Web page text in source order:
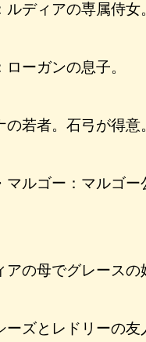
ディアの専属侍女
ーガンの息子。
若者。石弓が得意
マルゴー：マルゴ
の母でグレースの
ズとレドリーの友